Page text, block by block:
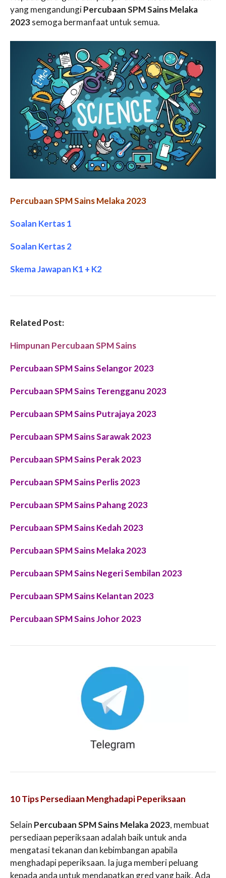
yang mengandungiPercubaan SPM Sains Melaka
2023semoga bermanfaat untuk semua.
Percubaan SPM Sains Melaka 2023
Soalan Kertas 1
Soalan Kertas 2
Skema Jawapan K1 + K2
Related Post:
Himpunan Percubaan SPM Sains
Percubaan SPM Sains Selangor 2023
Percubaan SPM Sains Terengganu 2023
Percubaan SPM Sains Putrajaya 2023
Percubaan SPM Sains Sarawak 2023
Percubaan SPM Sains Perak 2023
Percubaan SPM Sains Perlis 2023
Percubaan SPM Sains Pahang 2023
Percubaan SPM Sains Kedah 2023
Percubaan SPM Sains Melaka 2023
Percubaan SPM Sains Negeri Sembilan 2023
Percubaan SPM Sains Kelantan 2023
Percubaan SPM Sains Johor 2023
10 Tips Persediaan Menghadapi Peperiksaan
Selain Percubaan SPM Sains Melaka 2023, membuat
persediaan peperiksaan adalah baik untuk anda
mengatasi tekanan dan kebimbangan apabila
menghadapi peperiksaan. Ia juga memberi peluang
kepada anda untuk mendapatkan gred yang baik. Ada